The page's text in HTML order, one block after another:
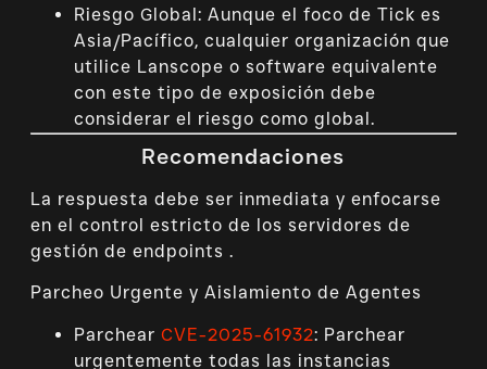
Riesgo Global: Aunque el foco de Tick es
Asia/Pacífico, cualquier organización que
utilice Lanscope o software equivalente
con este tipo de exposición debe
considerar el riesgo como global.
Recomendaciones
La respuesta debe ser inmediata y enfocarse
en el control estricto de los servidores de
gestión de endpoints .
Parcheo Urgente y Aislamiento de Agentes
ParchearCVE-2025-61932: Parchear
urgentemente todas las instancias